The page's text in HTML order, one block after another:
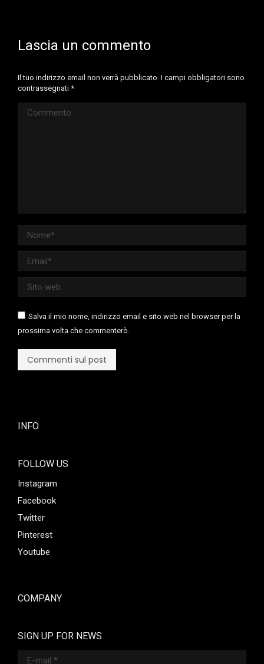
Lascia un commento
Il tuo indirizzo email non verrà pubblicato. I campi obbligatori sono
contrassegnati *
Commento
Nome *
Email *
Sito web
Salva il mio nome, indirizzo email e sito web nel browser per la
prossima volta che commenterò.
Commenti sul post
INFO
FOLLOW US
Instagram
Facebook
Twitter
Pinterest
Youtube
COMPANY
SIGN UP FOR NEWS
E-mail *